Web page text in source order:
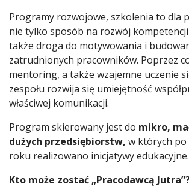
Programy rozwojowe, szkolenia to dla
nie tylko sposób na rozwój
także droga do motywowania i
zatrudnionych pracowników. Poprzez
mentoring, a także wzajemne uczenie
zespołu rozwija się umiejętność
właściwej komunikacji.
Program skierowany jest do mikro,
dużych przedsiębiorstw, w których po
roku realizowano inicjatywy edukacyjne.
Kto może zostać „Pracodawcą